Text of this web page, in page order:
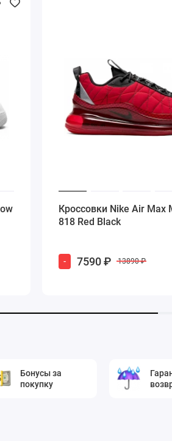
Кроссовки Nike Air Max
818 Red Black
- 7590 ₽ 13890 ₽
Бонусы за
покупку